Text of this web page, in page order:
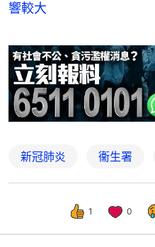
響較大
新冠肺炎 衞生署
1 0